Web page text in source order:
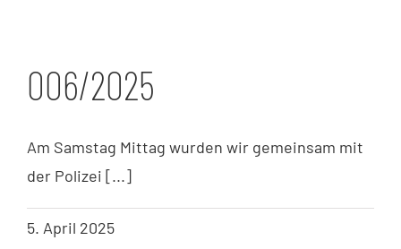
006/2025
Am Samstag Mittag wurden wir gemeinsam mit
der Polizei [...]
5. April 2025